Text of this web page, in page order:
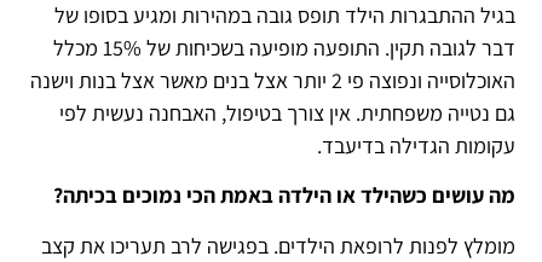
בגיל ההתבגרות הילד תופס גובה במהירות ומגיע בסופו של
דבר לגובה תקין. התופעה מופיעה בשכיחות של 15% מכלל
האוכלוסייה ונפוצה פי 2 יותר אצל בנים מאשר אצל בנות וישנה
גם נטייה משפחתית. אין צורך בטיפול, האבחנה נעשית לפי
עקומות הגדילה בדיעבד.
מה עושים כשהילד או הילדה באמת הכי נמוכים בכיתה?
מומלץ לפנות לרופאת הילדים. בפגישה לרב תעריכו את קצב